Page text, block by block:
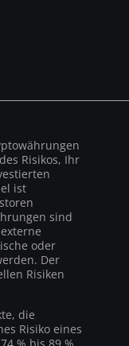
Risikos, Ihr
ist
sind
oder
Der
Risiken
die
Risiko eines